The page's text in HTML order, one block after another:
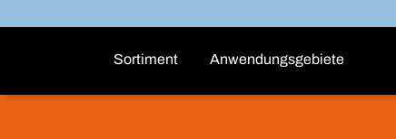
Sortiment Anwendungsgebiete